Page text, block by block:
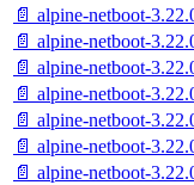
📄 alpine-netboot-
📄 alpine-netboot-
📄 alpine-netboot-
📄 alpine-netboot-
📄 alpine-netboot-
📄 alpine-netboot-
📄 alpine-netboot-